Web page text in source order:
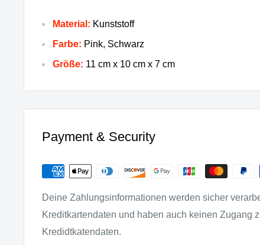
Material: Kunststoff
Farbe: Pink, Schwarz
Größe: 11 cm x 10 cm x 7 cm
Payment & Security
Deine Zahlungsinformationen werden sicher
Kreditkartendaten und haben auch keinen Zugang
Kredidtkatendaten.